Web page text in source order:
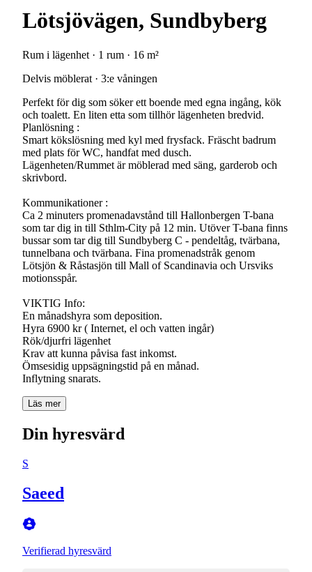
Lötsjövägen, Sundbyberg
Rum i lägenhet · 1 rum · 16 m²
Delvis möblerat · 3:e våningen
Perfekt för dig som söker ett boende med egna ingång, kök
och toalett. En liten etta som tillhör lägenheten bredvid.
Planlösning :
Smart kökslösning med kyl med frysfack. Fräscht badrum
med plats för WC, handfat med dusch.
Lägenheten/Rummet är möblerad med säng, garderob och
skrivbord.
Kommunikationer :
Ca 2 minuters promenadavstånd till Hallonbergen T-bana
som tar dig in till Sthlm-City på 12 min. Utöver T-bana finns
bussar som tar dig till Sundbyberg C - pendeltåg, tvärbana,
tunnelbana och tvärbana. Fina promenadstråk genom
Lötsjön & Råstasjön till Mall of Scandinavia och Ursviks
motionsspår.
VIKTIG Info:
En månadshyra som deposition.
Hyra 6900 kr ( Internet, el och vatten ingår)
Rök/djurfri lägenhet
Krav att kunna påvisa fast inkomst.
Ömsesidig uppsägningstid på en månad.
Läs mer
Din hyresvärd
S
Saeed
Verifierad hyresvärd